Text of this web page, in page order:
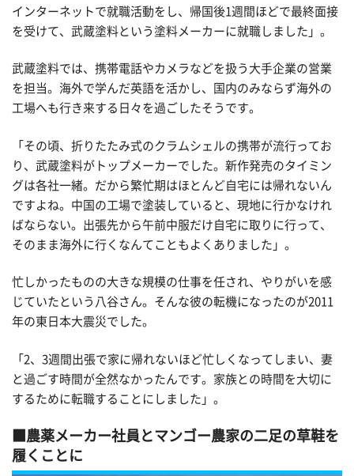
インターネットで就職活動をし、帰国後1週間ほどで最終面接
を受けて、武蔵塗料という塗料メーカーに就職しました」。
武蔵塗料では、携帯電話やカメラなどを扱う大手企業の営業
を担当。海外で学んだ英語を活かし、国内のみならず海外の
工場へも行き来する日々を過ごしたそうです。
「その頃、折りたたみ式のクラムシェルの携帯が流行ってお
り、武蔵塗料がトップメーカーでした。新作発売のタイミン
グは各社一緒。だから繁忙期はほとんど自宅には帰れないん
ですよね。中国の工場で塗装していると、現地に行かなけれ
ばならない。出張先から午前中服だけ自宅に取りに行って、
そのまま海外に行くなんてこともよくありました」。
忙しかったものの大きな規模の仕事を任され、やりがいを感
じていたという八谷さん。そんな彼の転機になったのが2011
年の東日本大震災でした。
「2、3週間出張で家に帰れないほど忙しくなってしまい、妻
と過ごす時間が全然なかったんです。家族との時間を大切に
するために転職することにしました」。
農薬メーカー社員とマンゴー農家の二足の草鞋を
履くことに